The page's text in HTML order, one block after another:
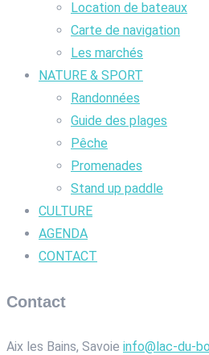
Location de bateaux
Carte de navigation
Les marchés
NATURE & SPORT
Randonnées
Guide des plages
Pêche
Promenades
Stand up paddle
CULTURE
AGENDA
CONTACT
Contact
Aix les Bains, Savoie info@lac-du-